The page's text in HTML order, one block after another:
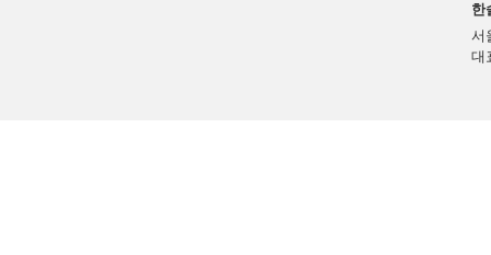
한
서
대